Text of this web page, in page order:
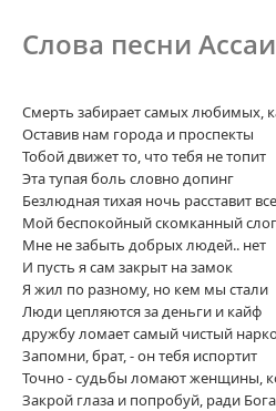
Слова песни
Смерть забирает самых любимых,
Оставив нам города и проспекты
Тобой движет то, что тебя не топит
Эта тупая боль словно допинг
Безлюдная тихая ночь расставит
Мой беспокойный скомканный слог
Мне не забыть добрых людей.. нет
И пусть я сам закрыт на замок
Я жил по разному, но кем мы стали
Люди цепляются за деньги и кайф
дружбу ломает самый чистый
Запомни, брат, - он тебя испортит
Точно - судьбы ломают женщины,
Закрой глаза и попробуй, ради